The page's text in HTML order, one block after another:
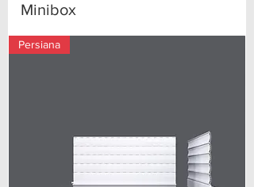
Minibox
Persiana